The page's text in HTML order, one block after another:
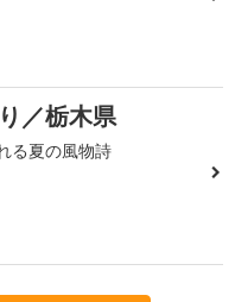
／栃木県
る夏の風物詩